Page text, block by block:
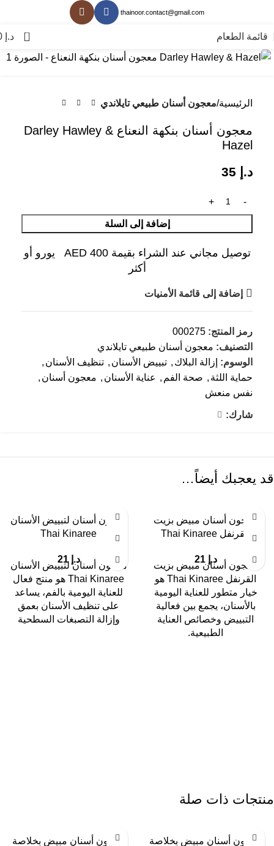
thainoor.contact@gmail.com
قائمة الطعام 0 د.إ
انقر للتكبير
الرئيسية معجون أسنان طبيعي تايلاندي
معجون أسنان بنكهة النعناع Darley Hawley &
Hazel
د.إ
إضافة إلى السلة
توصيل مجاني عند الشراء بقيمة AED 400 يورو أو
أكثر
إضافة إلى قائمة الأمنيات
رمز المنتج: 000275
التصنيف: معجون أسنان طبيعي تايلاندي
الوسوم: إزالة البلاك , تبييض الأسنان , تنظيف الأسنان ,
حماية اللثة , صحة الفم , عناية الأسنان , معجون أسنان ,
نفس منعش
شارك:
قد يعجبك أيضاً…
معجون أسنان مبيض بزيت
القرنفل Thai Kinaree
د.إ 21
معجون أسنان مبيض بزيت
القرنفل Thai Kinaree هو
خيار متطور للعناية اليومية
بالأسنان، يجمع بين فعالية
التبييض وخصائص العناية
الطبيعية.
معجون أسنان لتبييض الأسنان
Thai Kinaree
د.إ 21
معجون أسنان لتبييض الأسنان
Thai Kinaree هو منتج فعال
للعناية اليومية بالفم، يساعد
على تنظيف الأسنان بعمق
وإزالة التصبغات السطحية
منتجات ذات صلة
معجون أسنان مبيض بخلاصة
معجون أسنان مبيض بخلاصة